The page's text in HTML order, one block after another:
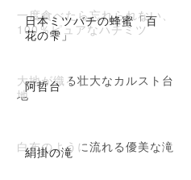
日本ミツバチの蜂蜜「百
花の雫」
一度食べたら忘れられない、
100％ピュアなハチミツ
阿哲台
大地が織る壮大なカルスト台
地
絹掛の滝
白布のように流れる優美な滝